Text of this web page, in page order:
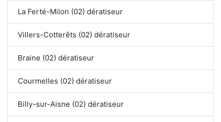
La Ferté-Milon (02) dératiseur
Villers-Cotterêts (02) dératiseur
Braine (02) dératiseur
Courmelles (02) dératiseur
Billy-sur-Aisne (02) dératiseur